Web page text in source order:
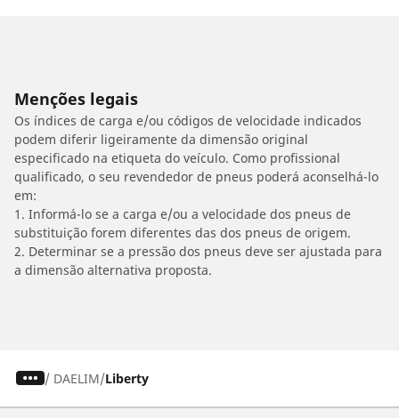
Menções legais
Os índices de carga e/ou códigos de velocidade indicados
podem diferir ligeiramente da dimensão original
especificado na etiqueta do veículo. Como profissional
qualificado, o seu revendedor de pneus poderá aconselhá-lo
em:
1. Informá-lo se a carga e/ou a velocidade dos pneus de
substituição forem diferentes das dos pneus de origem.
2. Determinar se a pressão dos pneus deve ser ajustada para
a dimensão alternativa proposta.
/ DAELIM Liberty